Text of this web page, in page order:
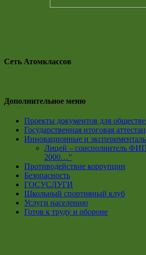
Сеть Атомклассов
Дополнительное меню
Проекты документов для
Государственная итоговая
Инновационные и
Лицей – соисполнитель
2000…”
Противодействие коррупции
Безопасность
ГОСУСЛУГИ
Школьный спортивный клуб
Услуги населению
Готов к труду и обороне